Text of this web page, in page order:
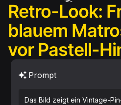
Retro-Look:
blauem
vor Pastell-
Prompt
Das Bild zeigt ein Vintage-